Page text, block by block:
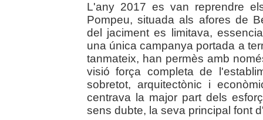
L'any 2017 es van reprendre
Pompeu, situada als afores de
del jaciment es limitava,
una única campanya portada a
tanmateix, han permès amb
visió força completa de
sobretot, arquitectònic i
centrava la major part dels
sens dubte, la seva principal font